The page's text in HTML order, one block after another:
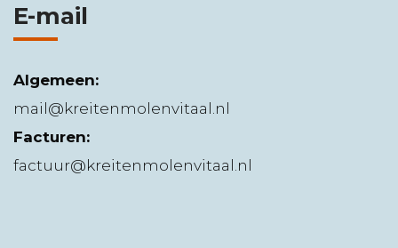
E-mail
Algemeen:
mail@kreitenmolenvitaal.nl
Facturen:
factuur@kreitenmolenvitaal.nl